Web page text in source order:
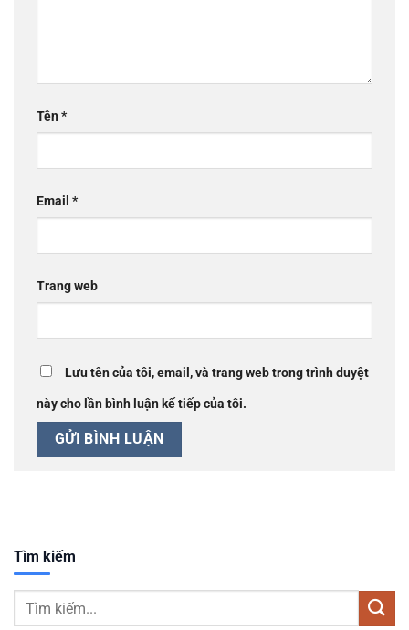
Tên*
Email *
Trang web
Lưu tên của tôi, email, và trang web trong trình duyệt
này cho lần bình luận kế tiếp của tôi.
Tìm kiếm